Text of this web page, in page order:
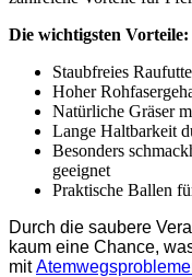
Die wichtigsten Vorteile:
Staubfreies
Hoher
Natürliche Gräser
Lange Haltbarkeit
Besonders
geeignet
Praktische Ballen
Durch die saubere
kaum eine Chance,
mit